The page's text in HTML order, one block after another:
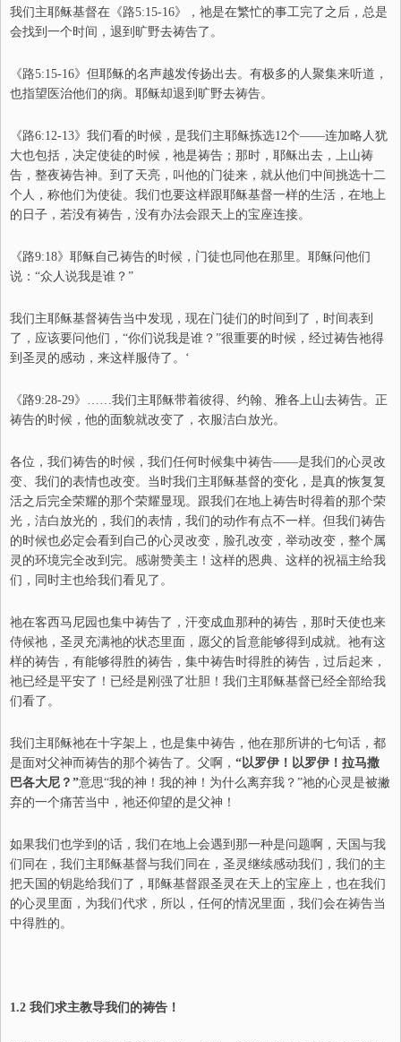
我们主耶稣基督在《路5:15-16》，祂是在繁忙的事工完了之后，总是
会找到一个时间，退到旷野去祷告了。
《路5:15-16》但耶稣的名声越发传扬出去。有极多的人聚集来听道，
也指望医治他们的病。耶稣却退到旷野去祷告。
《路6:12-13》 我们看的时候，是我们主耶稣拣选12个——连加略人犹
大也包括，决定使徒的时候，祂是祷告； 那时，耶稣出去，上山祷
告，整夜祷告神。到了天亮，叫他的门徒来，就从他们中间挑选十二
个人，称他们为使徒。 我们也要这样跟耶稣基督一样的生活，在地上
的日子，若没有祷告，没有办法会跟天上的宝座连接。
《路9:18》耶稣自己祷告的时候，门徒也同他在那里。耶稣问他们
说： “众人说我是谁？ ”
我们主耶稣基督祷告当中发现，现在门徒们的时间到了，时间表到
了，应该要问他们，“你们说我是谁？”很重要的时候，经过祷告祂得
到圣灵的感动，来这样服侍了。‘
《路9:28-29》……我们主耶稣带着彼得、约翰、雅各上山去祷告。正
祷告的时候，他的面貌就改变了，衣服洁白放光。
各位，我们祷告的时候，我们任何时候集中祷告——是我们的心灵改
变、我们的表情也改变。当时我们主耶稣基督的变化，是真的恢复复
活之后完全荣耀的那个荣耀显现。跟我们在地上祷告时得着的那个荣
光，洁白放光的，我们的表情，我们的动作有点不一样。但我们祷告
的时候也必定会看到自己的心灵改变，脸孔改变，举动改变，整个属
灵的环境完全改到完。感谢赞美主！这样的恩典、这样的祝福主给我
们，同时主也给我们看见了。
祂在客西马尼园也集中祷告了，汗变成血那种的祷告，那时天使也来
侍候祂，圣灵充满祂的状态里面，愿父的旨意能够得到成就。祂有这
样的祷告，有能够得胜的祷告，集中祷告时得胜的祷告，过后起来，
祂已经是平安了！已经是刚强了壮胆！我们主耶稣基督已经全部给我
们看了。
我们主耶稣祂在十字架上，也是集中祷告，他在那所讲的七句话，都
是面对父神而祷告的那个祷告了。父啊， “以罗伊！以罗伊！拉马撒
巴各大尼？ ”意思“我的神！我的神！为什么离弃我？ ”祂的心灵是被撇
弃的一个痛苦当中，祂还仰望的是父神！
如果我们也学到的话，我们在地上会遇到那一种是问题啊，天国与我
们同在，我们主耶稣基督与我们同在，圣灵继续感动我们，我们的主
把天国的钥匙给我们了，耶稣基督跟圣灵在天上的宝座上，也在我们
的心灵里面，为我们代求，所以，任何的情况里面，我们会在祷告当
中得胜的。
1.2 我们求主教导我们的祷告！